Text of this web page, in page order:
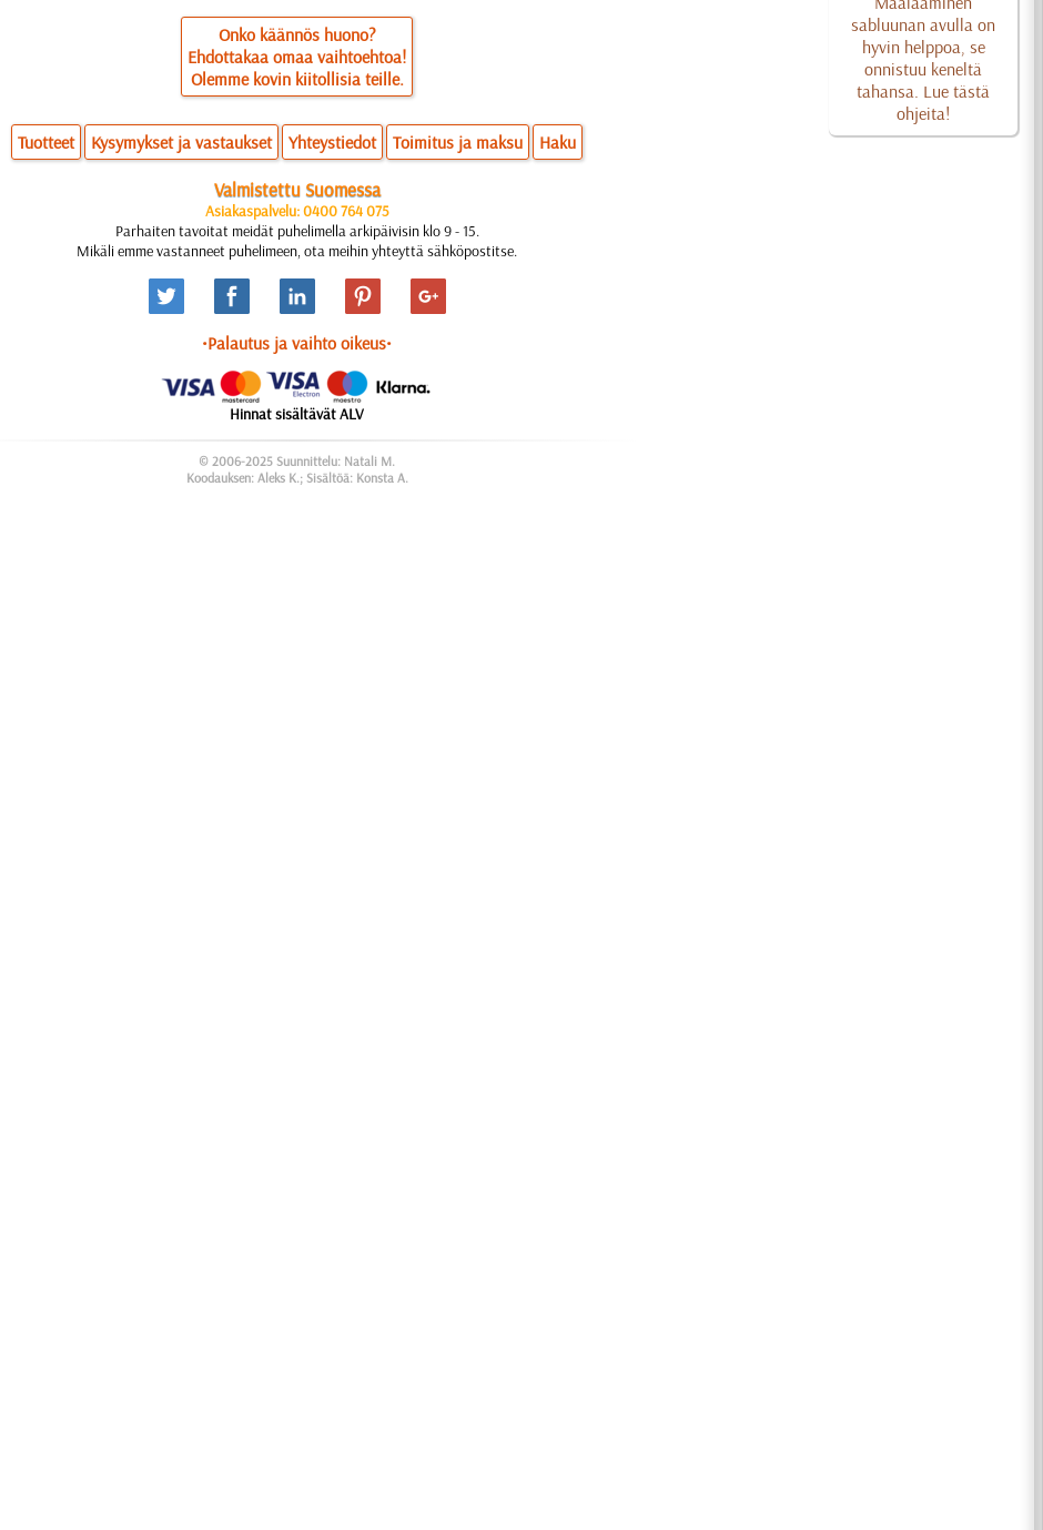
sabluunan avulla on
hyvin helppoa, se
onnistuu keneltä
tahansa. Lue tästä
ohjeita!
Onko käännös huono?
Ehdottakaa omaa vaihtoehtoa!
Olemme kovin kiitollisia teille.
Tuotteet Kysymykset ja vastaukset Yhteystiedot Toimitus ja maksu Haku
Valmistettu Suomessa
Asiakaspalvelu: 0400 764 075
Parhaiten tavoitat meidät puhelimella arkipäivisin klo 9 - 15.
Mikäli emme vastanneet puhelimeen, ota meihin yhteyttä sähköpostitse.
•Palautus ja vaihto oikeus•
Hinnat sisältävät ALV
© 2006-2025 Suunnittelu: Natali M.
Koodauksen: Aleks K.; Sisältöä: Konsta A.